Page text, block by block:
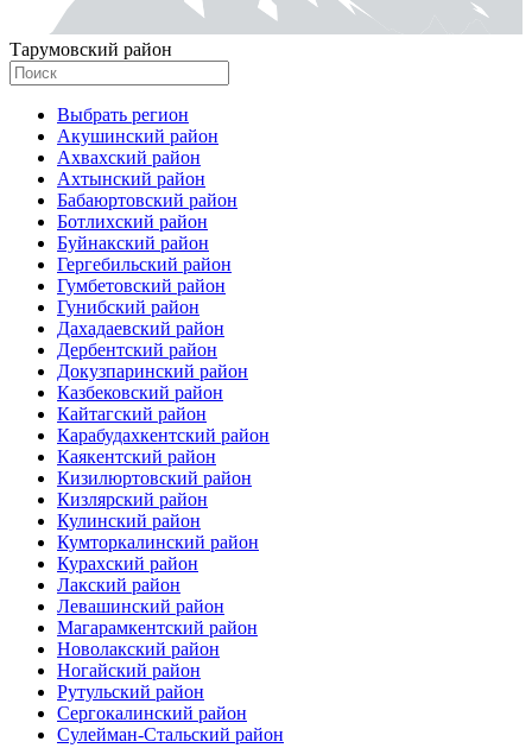
Тарумовский район
Выбрать регион
Акушинский район
Ахвахский район
Ахтынский район
Бабаюртовский район
Ботлихский район
Буйнакский район
Гергебильский район
Гумбетовский район
Гунибский район
Дахадаевский район
Дербентский район
Докузпаринский район
Казбековский район
Кайтагский район
Карабудахкентский район
Каякентский район
Кизилюртовский район
Кизлярский район
Кулинский район
Кумторкалинский район
Курахский район
Лакский район
Левашинский район
Магарамкентский район
Новолакский район
Ногайский район
Рутульский район
Сергокалинский район
Сулейман-Стальский район